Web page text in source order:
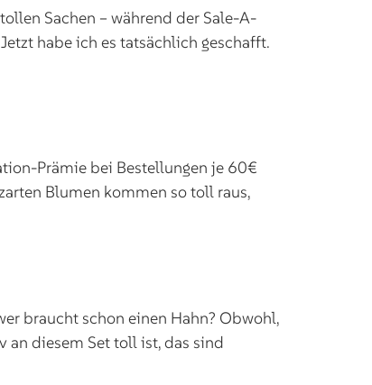
Sachen – während der Sale-A-
habe ich es tatsächlich geschafft.
Prämie bei Bestellungen je 60€
Blumen kommen so toll raus,
braucht schon einen Hahn? Obwohl,
an diesem Set toll ist, das sind